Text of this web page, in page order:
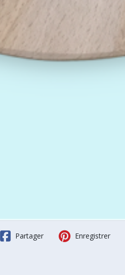
Partager Enregistrer